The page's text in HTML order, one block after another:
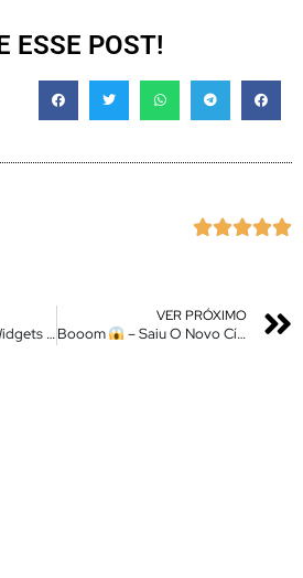
ESSE POST!

Tá Top D+ / Novos Widgets / Super Ícone e Pets da HyperOS 2 No Seu Xiaomi Sem Root
VER PRÓXIMO
Booom – Saiu O Novo Círcule P/ Procurar – Instale Agora Em Qualquer Android Sem Root